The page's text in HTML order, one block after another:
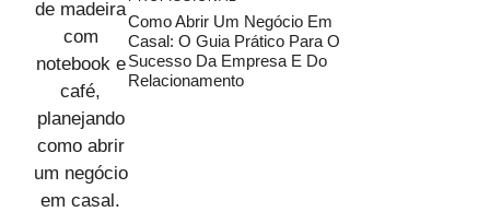
Como Abrir Um Negócio Em
Casal: O Guia Prático Para O
Sucesso Da Empresa E Do
Relacionamento